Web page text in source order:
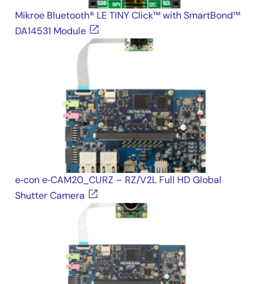
Mikroe Bluetooth® LE TINY Click™ with SmartBond™
DA14531 Module
e‑con e‑CAM20_CURZ – RZ/V2L Full HD Global
Shutter Camera